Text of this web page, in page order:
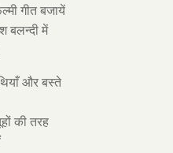
गीत बजायें
बलन्दी में
और बस्ते
की तरह